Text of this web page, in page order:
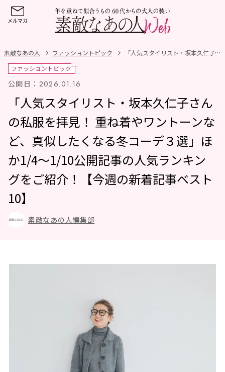
素敵なあの人 ファッショントピック
「人気スタイリスト・坂本久仁子さんの私服を拝見！重ね着やワントーンなど、真似したくなる冬コーデ３選」ほか1/4～1/10公開記事の人気ランキングをご紹介！【今週の新着記事ベスト10】
ファッショントピック
公開日： 2026.01.16
「人気スタイリスト・坂本久仁子さん
の私服を拝見！ 重ね着やワントーンな
ど、真似したくなる冬コーデ３選」ほ
か1/4～1/10公開記事の人気ランキン
グをご紹介！【今週の新着記事ベスト
10】
素敵なあの人編集部